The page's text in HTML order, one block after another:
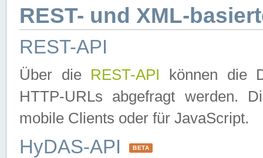
REST- und XML-
REST-API
Über die REST-API können die
HTTP-URLs abgefragt werden.
mobile Clients oder für JavaScript.
HyDAS-API BETA